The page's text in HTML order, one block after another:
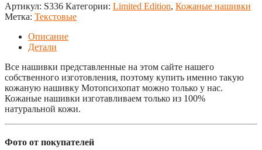
Артикул: S336 Категории: Limited Edition, Кожаные нашивки
Метка: Текстовые
Описание
Детали
Все нашивки представленные на этом сайте нашего
собственного изготовления, поэтому купить именно такую
кожаную нашивку Мотопсихопат можно только у нас.
Кожаные нашивки изготавливаем только из 100%
натуральной кожи.
Фото от покупателей